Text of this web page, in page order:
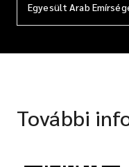
Egyesült Arab
További